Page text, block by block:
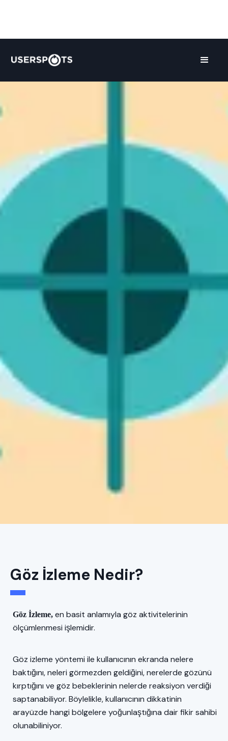
Göz İzleme Nedir?
Göz İzleme, en basit anlamıyla göz aktivitelerinin
ölçümlenmesi işlemidir.
Göz izleme yöntemi ile kullanıcının ekranda nelere
baktığını, neleri görmezden geldiğini, nerelerde gözünü
kırptığını ve göz bebeklerinin nelerde reaksiyon verdiği
saptanabiliyor. Böylelikle, kullanıcının dikkatinin
arayüzde hangi bölgelere yoğunlaştığına dair fikir sahibi
olunabiliniyor.